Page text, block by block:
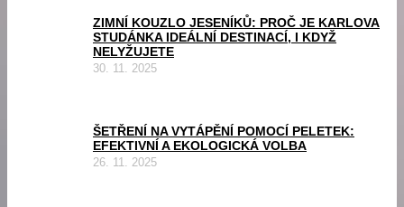
ZIMNÍ KOUZLO JESENÍKŮ: PROČ JE KARLOVA
STUDÁNKA IDEÁLNÍ DESTINACÍ, I KDYŽ
NELYŽUJETE
30. 11. 2025
ŠETŘENÍ NA VYTÁPĚNÍ POMOCÍ PELETEK:
EFEKTIVNÍ A EKOLOGICKÁ VOLBA
26. 11. 2025